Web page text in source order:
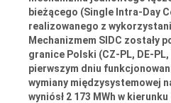
bieżącego (Single Intra-Day
realizowanego z
Mechanizmem SIDC zostały
granice Polski (CZ-PL, DE-PL,
pierwszym dniu
wymiany międzysystemowej
wyniósł 2 173 MWh w